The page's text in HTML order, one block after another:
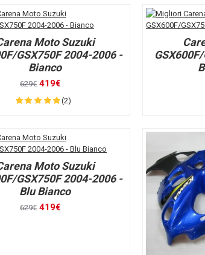
Moto Suzuki
GSX750F 2004-2006 -
Bianco
629€ 419€
(2)
Moto Suzuki
GSX750F 2004-2006 -
Blu Bianco
629€ 419€